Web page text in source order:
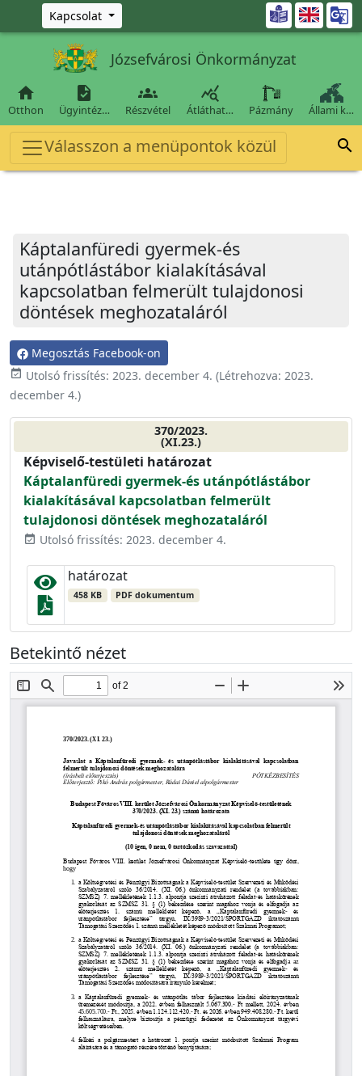
Ugrás a fő tartalomra
Kapcsolat 
Józsefvárosi Önkormányzat

Otthon

Ügyintéz…

Részvétel

Átláthat… Pázmány Állami k…
Válasszon a menüpontok közül 
Káptalanfüredi gyermek-és
utánpótlástábor kialakításával
kapcsolatban felmerült tulajdonosi
döntések meghozataláról
Megosztás Facebook-on
event_available Utolsó frissítés: 2023. december 4. (Létrehozva: 2023.
december 4.)
370/2023.
(XI.23.)
Képviselő-testületi határozat
Káptalanfüredi gyermek-és utánpótlástábor
kialakításával kapcsolatban felmerült
tulajdonosi döntések meghozataláról
event_available Utolsó frissítés: 2023. december 4.
határozat
458 KB PDF dokumentum
Betekintő nézet